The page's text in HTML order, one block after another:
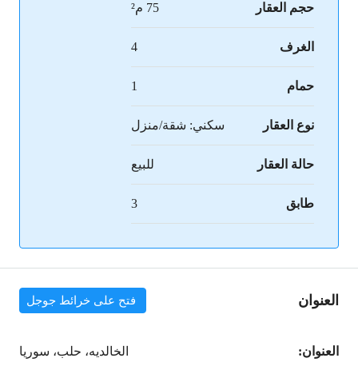
حجم العقار 75 م²
الغرف 4
حمام 1
نوع العقار سكني: شقة/منزل
حالة العقار للبيع
طابق 3
العنوان فتح على خرائط جوجل
العنوان: الخالديه، حلب، سوريا